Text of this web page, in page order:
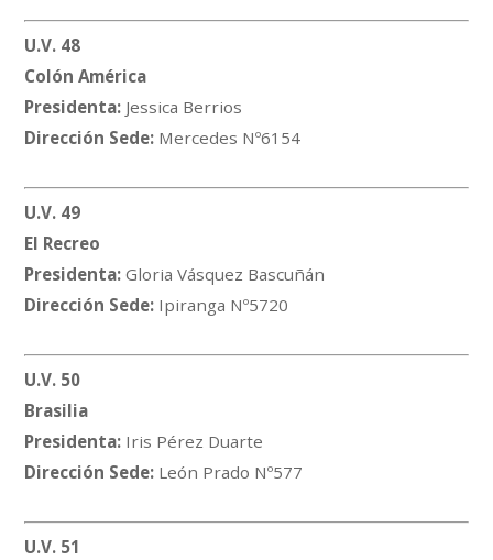
U.V. 48
Colón América
Presidenta: Jessica Berrios
Dirección Sede: Mercedes Nº6154
U.V. 49
El Recreo
Presidenta: Gloria Vásquez Bascuñán
Dirección Sede: Ipiranga Nº5720
U.V. 50
Brasilia
Presidenta: Iris Pérez Duarte
Dirección Sede: León Prado Nº577
U.V. 51